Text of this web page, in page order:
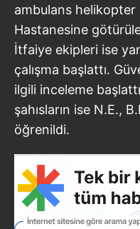
ambulans helikopter
Hastanesine
İtfaiye ekipleri ise
çalışma başlattı.
ilgili inceleme
şahısların ise N.E.,
öğrenildi.